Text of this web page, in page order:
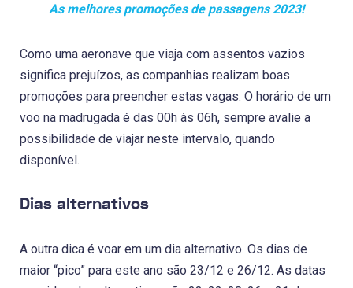
As melhores promoções de passagens 2023!
Como uma aeronave que viaja com assentos vazios
significa prejuízos, as companhias realizam boas
promoções para preencher estas vagas. O horário de um
voo na madrugada é das 00h às 06h, sempre avalie a
possibilidade de viajar neste intervalo, quando
disponível.
Dias alternativos
A outra dica é voar em um dia alternativo. Os dias de
maior “pico” para este ano são 23/12 e 26/12. As datas